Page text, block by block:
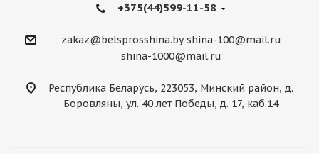
+375(44)599-11-58
zakaz@belsprosshina.by shina-100@mail.ru
shina-1000@mail.ru
Республика Беларусь, 223053, Минский район, д.
Боровляны, ул. 40 лет Победы, д. 17, каб.14